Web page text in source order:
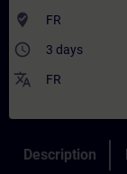
where_to_vote FR
access_time 3 days
translate FR
Description